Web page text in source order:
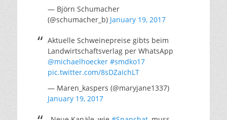
— Björn Schumacher
(@schumacher_b) January 19, 2017
Aktuelle Schweinepreise gibts beim
Landwirtschaftsverlag per WhatsApp
@michaelhoecker #smdko17
pic.twitter.com/8sDZaIchLT
— Maren_kaspers (@maryjane1337)
January 19, 2017